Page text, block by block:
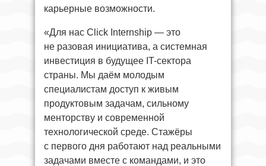
карьерные возможности.
«Для нас Click Internship — это
не разовая инициатива, а системная
инвестиция в будущее IT-сектора
страны. Мы даём молодым
специалистам доступ к живым
продуктовым задачам, сильному
менторству и современной
технологической среде. Стажёры
с первого дня работают над реальными
задачами вместе с командами, и это